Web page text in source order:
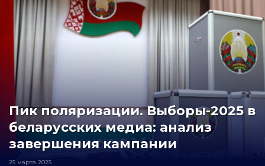
Пик поляризации. Выборы-2025 в
беларусских медиа: анализ
завершения кампании
25 марта 2025